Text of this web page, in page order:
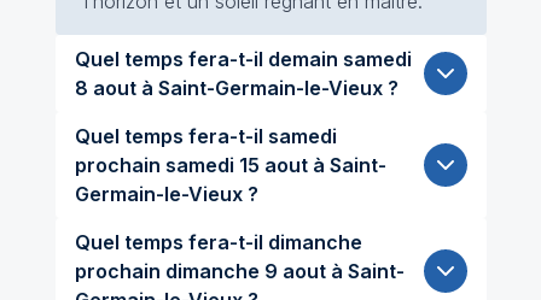
Quel temps fera-t-il demain samedi
8 aout à Saint-Germain-le-Vieux ?
Quel temps fera-t-il samedi
prochain samedi 15 aout à Saint-
Germain-le-Vieux ?
Quel temps fera-t-il dimanche
prochain dimanche 9 aout à Saint-